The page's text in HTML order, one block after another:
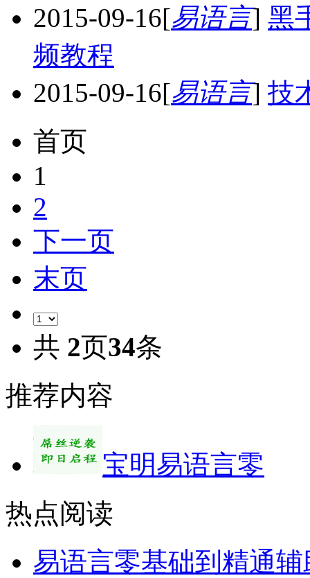
2015-09-16[易语言] 黑
频教程
2015-09-16[易语言] 技
首页
1
2
下一页
末页
共 2页34条
推荐内容
宝明易语言零
热点阅读
易语言零基础到精通